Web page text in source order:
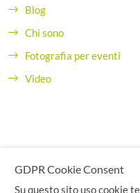
Blog
Chi sono
Fotografia per eventi
Video
GDPR Cookie Consent
Su questo sito uso cookie